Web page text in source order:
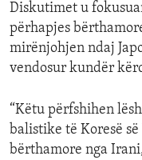
Diskutimet u
përhapjes
mirënjohjen ndaj
vendosur kundër
“Këtu përfshihen
balistike të Koresë
bërthamore nga